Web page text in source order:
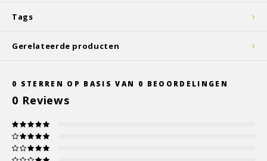
Tags
Gerelateerde producten
0 STERREN OP BASIS VAN 0 BEOORDELINGEN
0 Reviews